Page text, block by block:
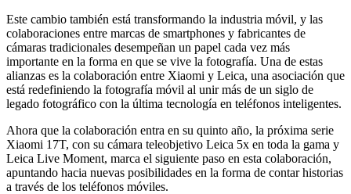
Este cambio también está transformando la industria móvil, y las
colaboraciones entre marcas de smartphones y fabricantes de
cámaras tradicionales desempeñan un papel cada vez más
importante en la forma en que se vive la fotografía. Una de estas
alianzas es la colaboración entre Xiaomi y Leica, una asociación que
está redefiniendo la fotografía móvil al unir más de un siglo de
legado fotográfico con la última tecnología en teléfonos inteligentes.
Ahora que la colaboración entra en su quinto año, la próxima serie
Xiaomi 17T, con su cámara teleobjetivo Leica 5x en toda la gama y
Leica Live Moment, marca el siguiente paso en esta colaboración,
apuntando hacia nuevas posibilidades en la forma de contar historias
a través de los teléfonos móviles.